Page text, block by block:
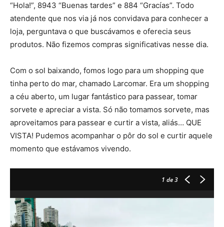
“Hola!”, 8943 “Buenas tardes” e 884 “Gracías”. Todo
atendente que nos via já nos convidava para conhecer a
loja, perguntava o que buscávamos e oferecia seus
produtos. Não fizemos compras significativas nesse dia.
Com o sol baixando, fomos logo para um shopping que
tinha perto do mar, chamado Larcomar. Era um shopping
a céu aberto, um lugar fantástico para passear, tomar
sorvete e apreciar a vista. Só não tomamos sorvete, mas
aproveitamos para passear e curtir a vista, aliás… QUE
VISTA! Pudemos acompanhar o pôr do sol e curtir aquele
momento que estávamos vivendo.
1 de 3